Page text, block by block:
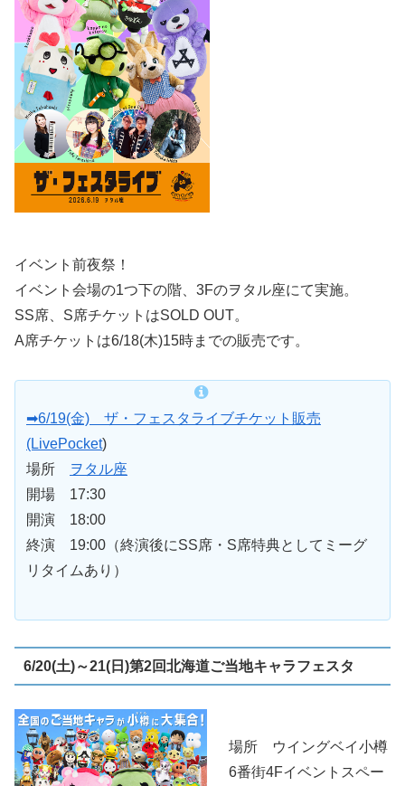
イベント前夜祭！
イベント会場の1つ下の階、3Fのヲタル座にて実施。
SS席、S席チケットはSOLD OUT。
A席チケットは6/18(木)15時までの販売です。
➡6/19(金) ザ・フェスタライブチケット販売
(LivePocket)
場所
ヲタル座
開場 17:30
開演 18:00
終演 19:00（終演後にSS席・S席特典としてミーグ
リタイムあり）
6/20(土)～21(日)第2回北海道ご当地キャラフェスタ
場所 ウイングベイ小樽
6番街4Fイベントスペー